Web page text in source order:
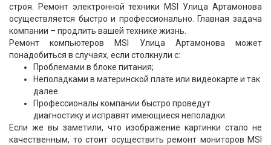
строя. Ремонт электронной техники MSI Улица Артамонова
осуществляется быстро и профессионально. Главная задача
компании – продлить вашей технике жизнь.
Ремонт компьютеров MSI Улица Артамонова может
понадобиться в случаях, если столкнули с:
Проблемами в блоке питания;
Неполадками в материнской плате или видеокарте и так
далее.
Профессионалы компании быстро проведут
диагностику и исправят имеющиеся неполадки.
Если же вы заметили, что изображение картинки стало не
качественным, то стоит осуществить ремонт мониторов MSI